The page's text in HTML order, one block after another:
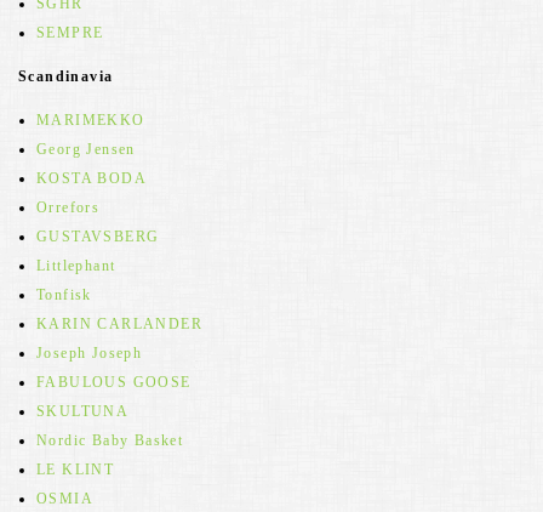
SGHR
SEMPRE
Scandinavia
MARIMEKKO
Georg Jensen
KOSTA BODA
Orrefors
GUSTAVSBERG
Littlephant
Tonfisk
KARIN CARLANDER
Joseph Joseph
FABULOUS GOOSE
SKULTUNA
Nordic Baby Basket
LE KLINT
OSMIA